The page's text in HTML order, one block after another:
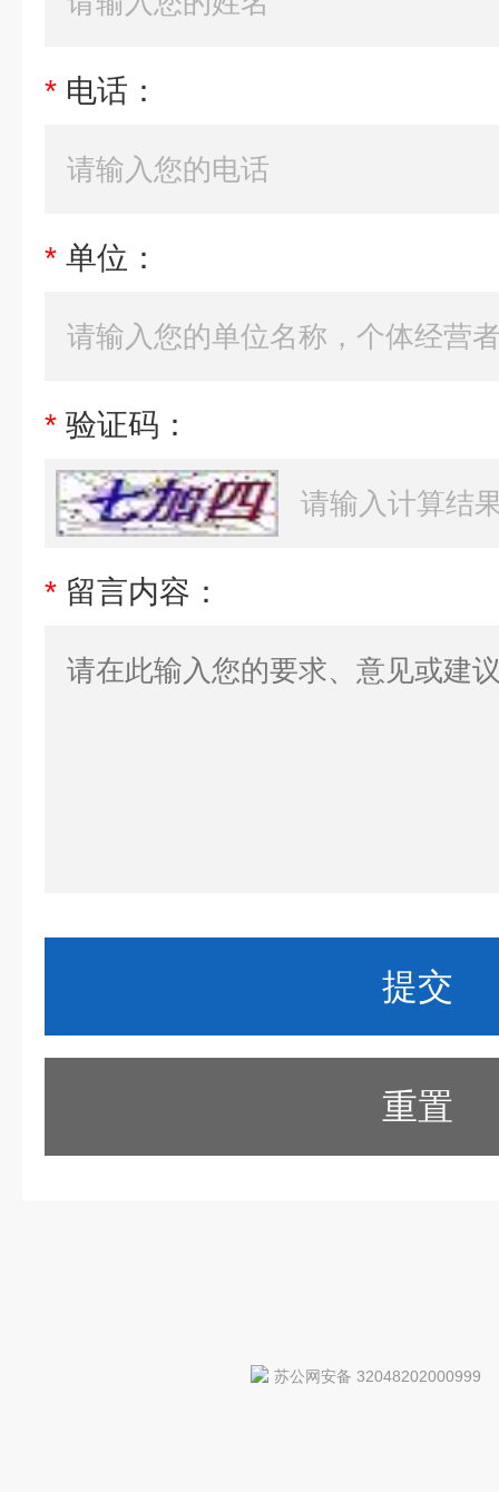
* 电话：
* 单位：
* 验证码：
* 留言内容：
重置
苏公网安备 32048202000999